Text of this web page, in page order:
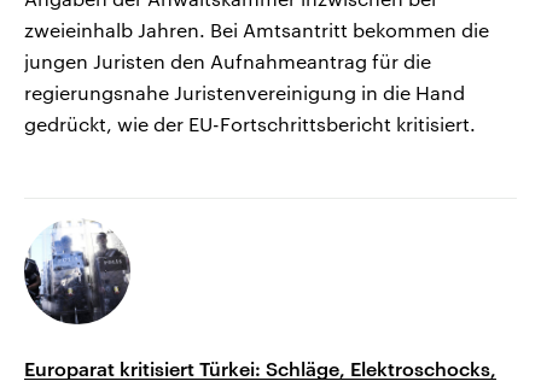
zweieinhalb Jahren. Bei Amtsantritt bekommen die
jungen Juristen den Aufnahmeantrag für die
regierungsnahe Juristenvereinigung in die Hand
gedrückt, wie der EU-Fortschrittsbericht kritisiert.
Europarat kritisiert Türkei: Schläge, Elektroschocks,